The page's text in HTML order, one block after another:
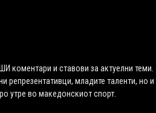
коментари и ставови за актуелни теми.
репрезентативци, младите таленти, но и
утре во македонскиот спорт.